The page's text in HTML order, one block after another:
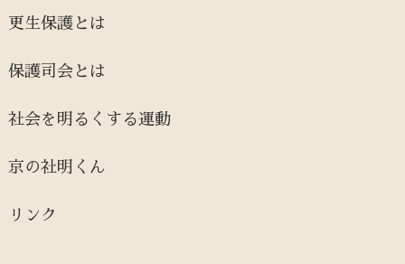
更生保護とは
保護司会とは
社会を明るくする運動
京の社明くん
リンク